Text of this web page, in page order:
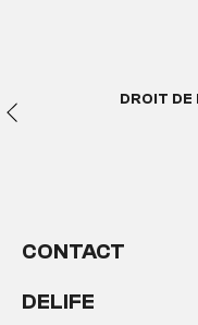
DROIT
CONTACT
DELIFE